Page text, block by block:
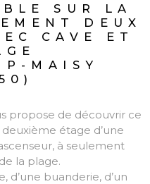
SUR LA
DEUX
CAVE ET
MAISY
propose de découvrir ce
étage d’une
à seulement
la plage.
d’une buanderie, d’un